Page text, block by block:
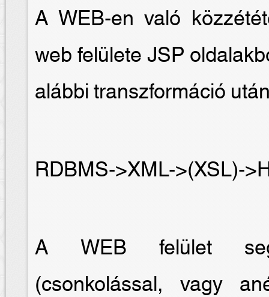
A WEB-en való
web felülete JSP
alábbi transzformáció
RDBMS->XML->(XSL)-
A WEB felület
(csonkolással, vagy